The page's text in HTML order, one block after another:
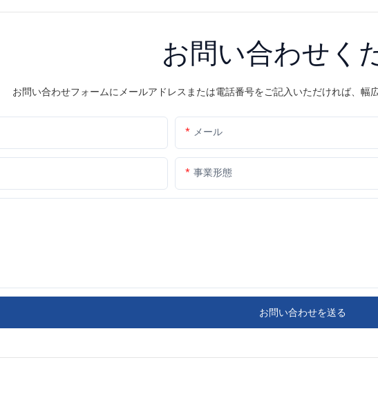
お問い合わせく
お問い合わせフォームにメールアドレスまたは電話番号をご記入いただければ、幅
メール
事業形態
お問い合わせを送る